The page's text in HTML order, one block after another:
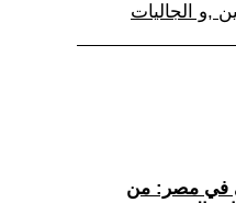
,و الجاليات
في مصر: من